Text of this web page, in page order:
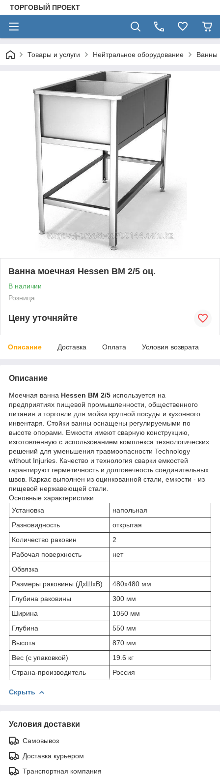
ТОРГОВЫЙ ПРОЕКТ
Товары и услуги Нейтральное оборудование Ванны
Ванна моечная Hessen ВМ 2/5 оц.
В наличии
Розница
Цену уточняйте
Описание Доставка Оплата Условия возврата
Описание
Моечная ванна Hessen ВМ 2/5 используется на
предприятиях пищевой промышленности, общественного
питания и торговли для мойки крупной посуды и кухонного
инвентаря. Стойки ванны оснащены регулируемыми по
высоте опорами. Емкости имеют сварную конструкцию,
изготовленную с использованием комплекса технологических
решений для уменьшения травмоопасности Technology
without Injuries. Качество и технология сварки емкостей
гарантируют герметичность и долговечность соединительных
швов. Каркас выполнен из оцинкованной стали, емкости - из
пищевой нержавеющей стали.
Основные характеристики
Установка
напольная
Разновидность
открытая
Количество раковин
2
Рабочая поверхность
нет
Обвязка
Размеры раковины (ДхШхВ)
480х480 мм
Глубина раковины
300 мм
Ширина
1050 мм
Глубина
550 мм
Высота
870 мм
Вес (с упаковкой)
19.6 кг
Страна-производитель
Россия
Скрыть
Условия доставки
Самовывоз
Доставка курьером
Транспортная компания